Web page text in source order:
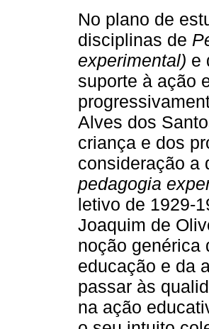
No plano de
disciplinas de
experimental) e
suporte à ação
Alves dos
criança e dos
consideração a
pedagogia
letivo de 1929-
Joaquim de
noção genérica
educação e da
passar às
na ação